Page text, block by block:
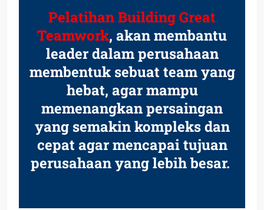
Pelatihan Building Great
Teamwork, akan membantu
leader dalam perusahaan
membentuk sebuat team yang
hebat, agar mampu
memenangkan persaingan
yang semakin kompleks dan
cepat agar mencapai tujuan
perusahaan yang lebih besar.